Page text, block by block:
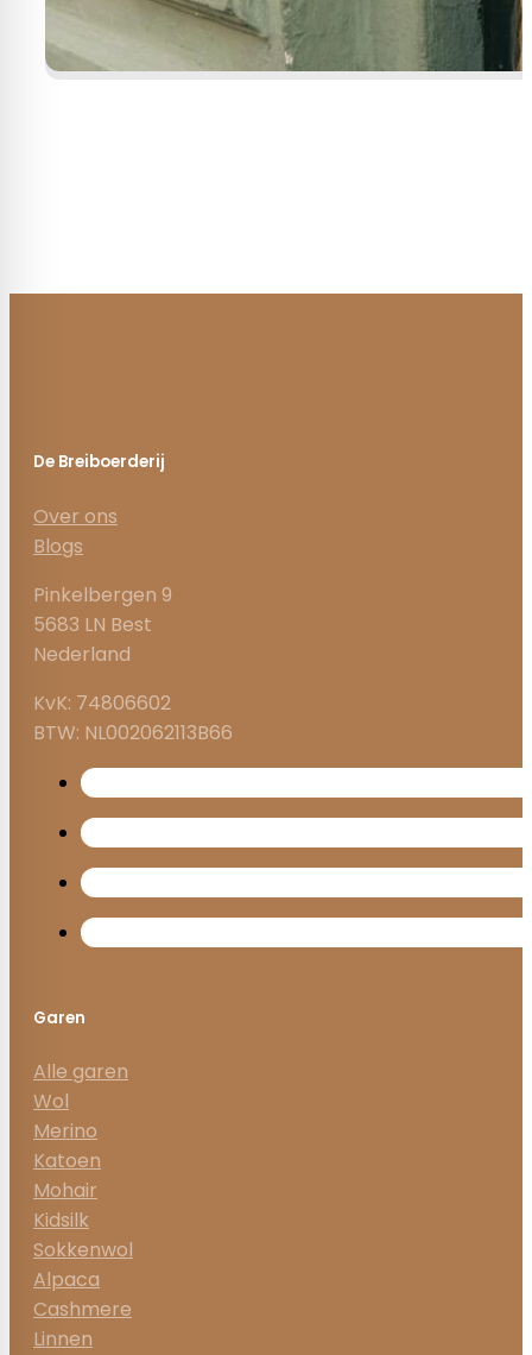
De Breiboerderij
Over ons
Blogs
Pinkelbergen 9
5683 LN Best
Nederland
KvK: 74806602
BTW: NL002062113B66
Garen
Alle garen
Wol
Merino
Katoen
Mohair
Kidsilk
Sokkenwol
Alpaca
Cashmere
Linnen